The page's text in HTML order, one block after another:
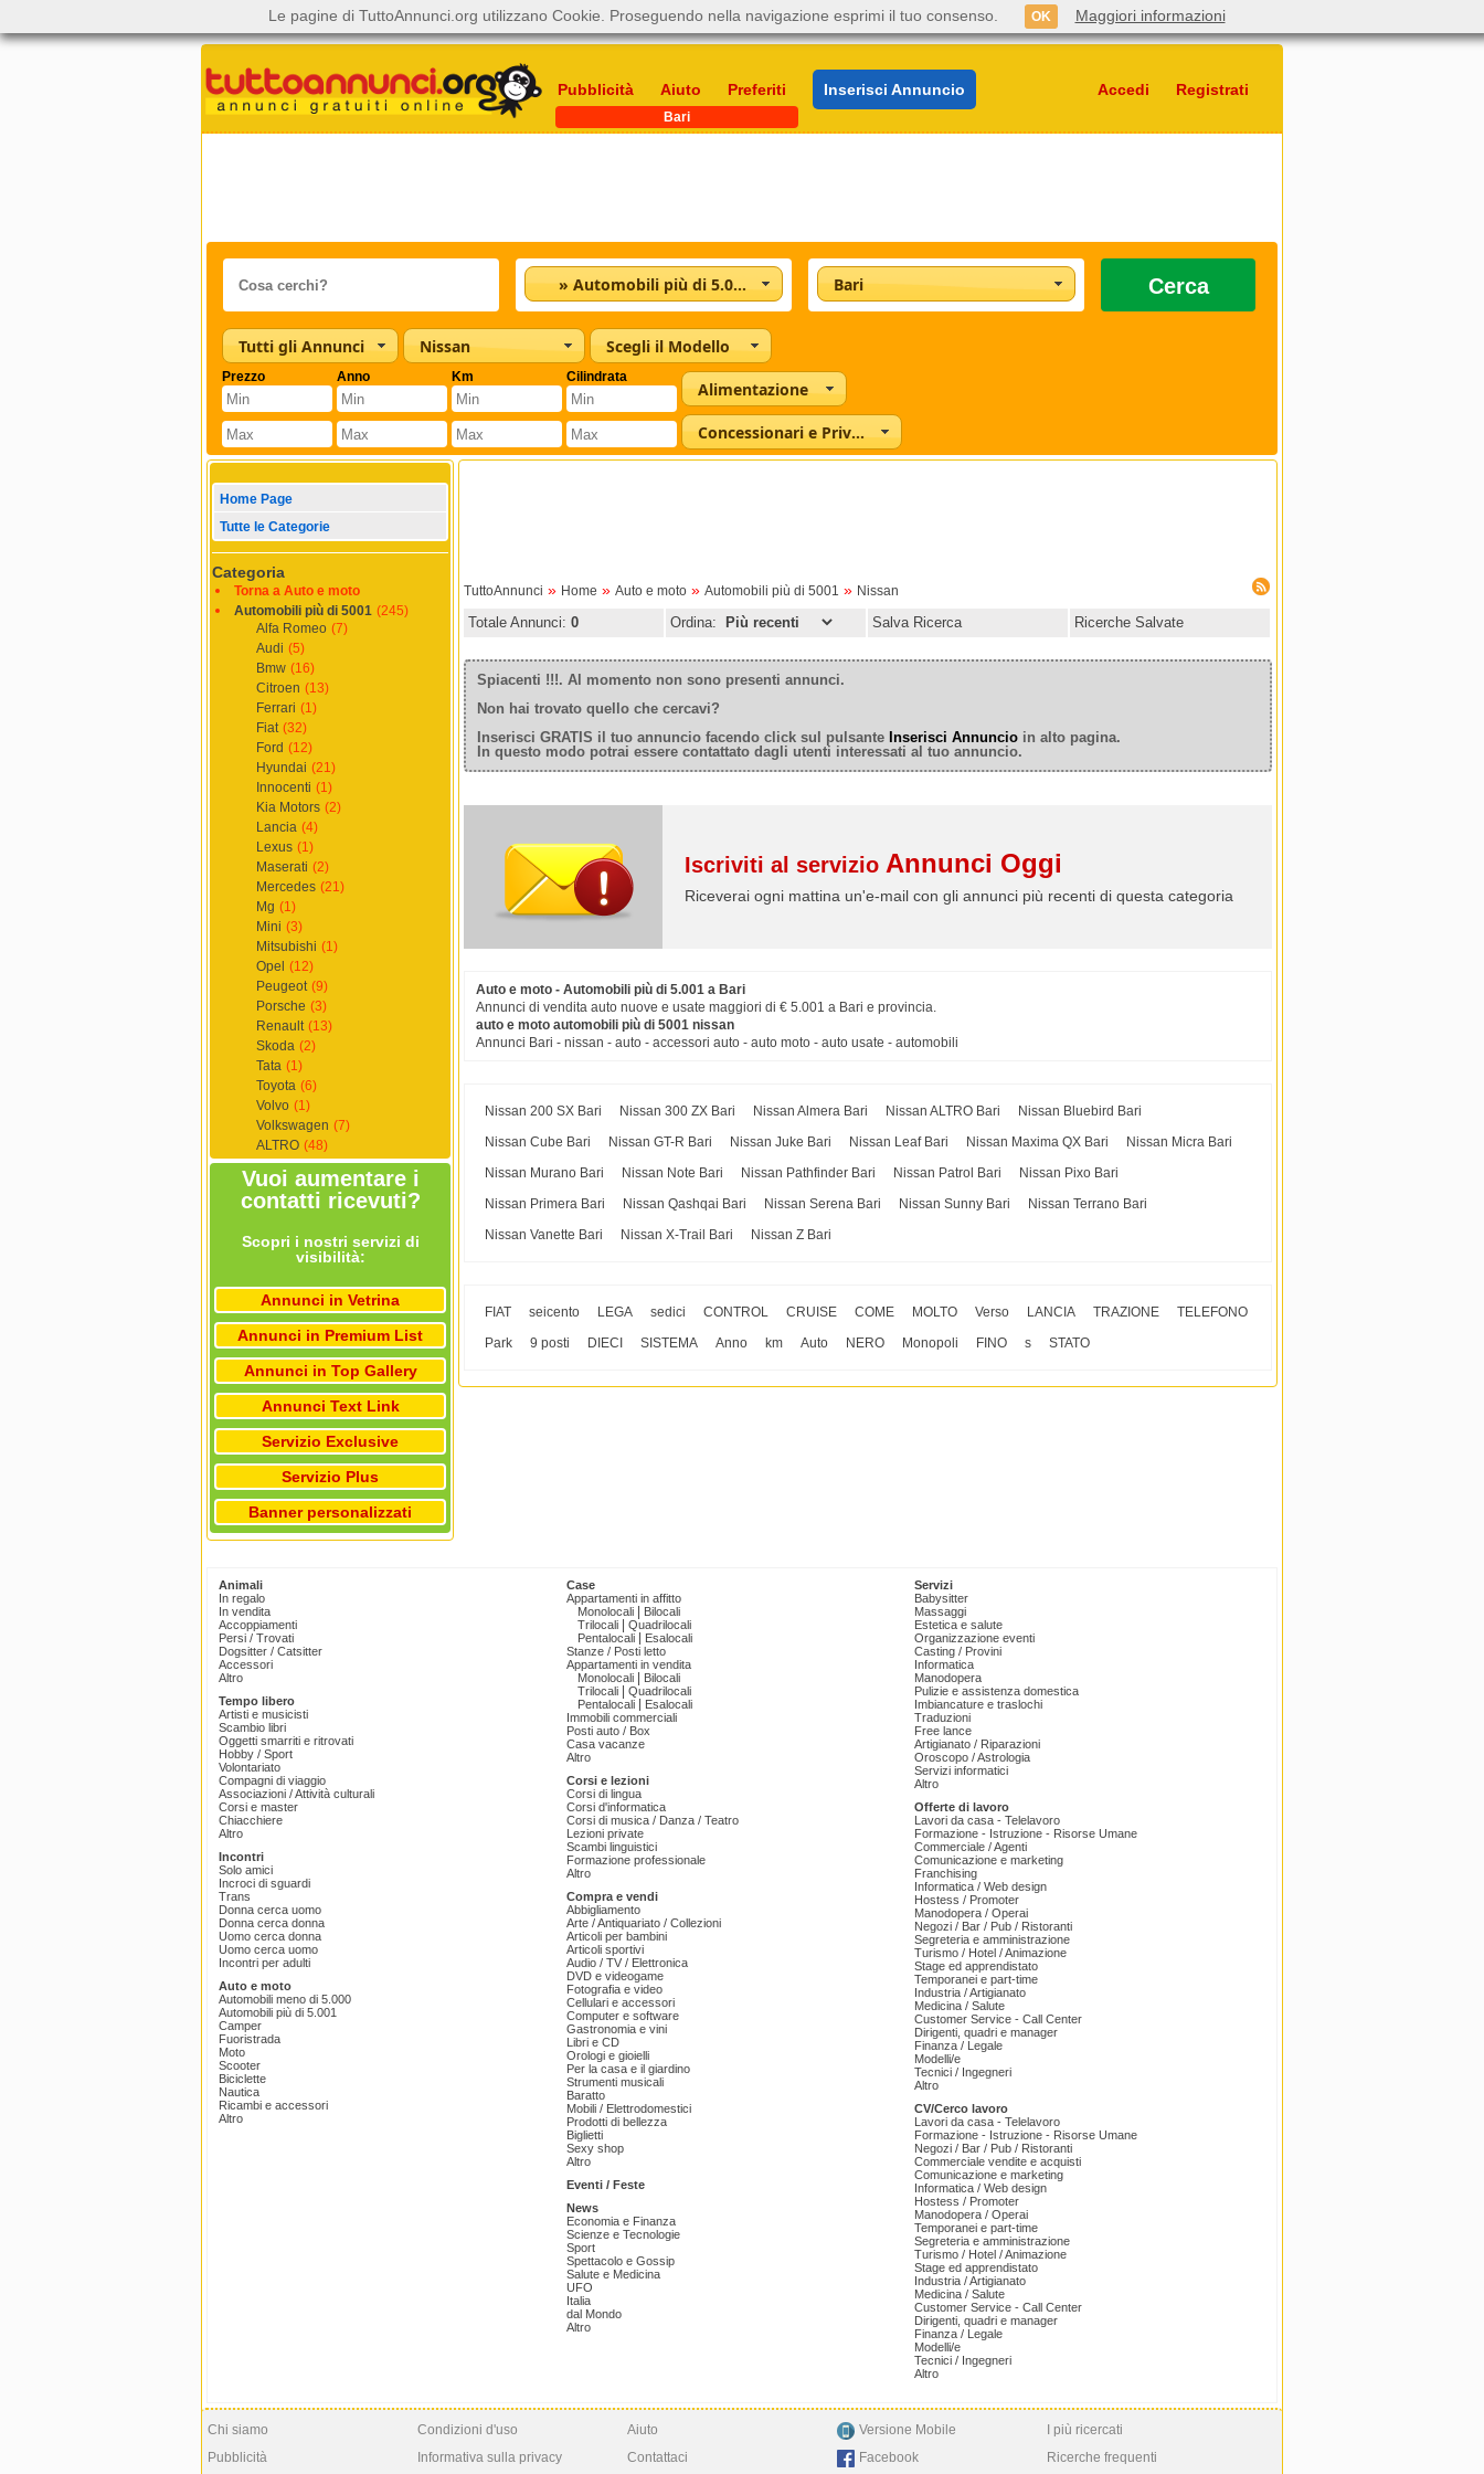
Pubblicità Aiuto Preferiti Inserisci Annuncio Accedi Registrati
Bari
» Automobili più di 5.001 Bari Cerca
Tutti gli Annunci Nissan Scegli il Modello
Prezzo Anno Km Cilindrata
Alimentazione
Concessionari e Privati
Home Page
Tutte le Categorie
Categoria
Torna a Auto e moto
Automobili più di 5001 (245)
Alfa Romeo (7)
Audi (5)
Bmw (16)
Citroen (13)
Ferrari (1)
Fiat (32)
Ford (12)
Hyundai (21)
Innocenti (1)
Kia Motors (2)
Lancia (4)
Lexus (1)
Maserati (2)
Mercedes (21)
Mg (1)
Mini (3)
Mitsubishi (1)
Opel (12)
Peugeot (9)
Porsche (3)
Renault (13)
Skoda (2)
Tata (1)
Toyota (6)
Volvo (1)
Volkswagen (7)
ALTRO (48)
Vuoi aumentare i
contatti ricevuti?
Scopri i nostri servizi di
visibilità:
Annunci in Vetrina
Annunci in Premium List
Annunci in Top Gallery
Annunci Text Link
Servizio Exclusive
Servizio Plus
Banner personalizzati
TuttoAnnunci » Home » Auto e moto » Automobili più di 5001 » Nissan
Totale Annunci: 0 Ordina: Salva Ricerca Ricerche Salvate
Spiacenti !!!. Al momento non sono presenti annunci.
Non hai trovato quello che cercavi?
Inserisci GRATIS il tuo annuncio facendo click sul pulsante Inserisci Annuncio in alto pagina.
In questo modo potrai essere contattato dagli utenti interessati al tuo annuncio.
Iscriviti al servizio Annunci Oggi
Riceverai ogni mattina un'e-mail con gli annunci più recenti di questa categoria
Auto e moto - Automobili più di 5.001 a Bari
Annunci di vendita auto nuove e usate maggiori di € 5.001 a Bari e provincia.
auto e moto automobili più di 5001 nissan
Annunci Bari - nissan - auto - accessori auto - auto moto - auto usate - automobili
Nissan 200 SX Bari Nissan 300 ZX Bari Nissan Almera Bari Nissan ALTRO Bari
Nissan Bluebird Bari
Nissan Cube Bari
Nissan GT-R Bari Nissan Juke Bari Nissan Leaf Bari Nissan Maxima QX Bari
Nissan Micra Bari
Nissan Murano Bari
Nissan Note Bari Nissan Pathfinder Bari Nissan Patrol Bari
Nissan Pixo Bari
Nissan Primera Bari
Nissan Qashqai Bari Nissan Serena Bari Nissan Sunny Bari
Nissan Terrano Bari
Nissan Vanette Bari
Nissan X-Trail Bari Nissan Z Bari
FIAT seicento LEGA sedici CONTROL CRUISE COME MOLTO Verso LANCIA TRAZIONE
TELEFONO
Park
9 posti DIECI SISTEMA Anno km Auto NERO Monopoli FINO s STATO
Animali
In regalo
In vendita
Accoppiamenti
Persi / Trovati
Dogsitter / Catsitter
Accessori
Altro
Tempo libero
Artisti e musicisti
Scambio libri
Oggetti smarriti e ritrovati
Hobby / Sport
Volontariato
Compagni di viaggio
Associazioni / Attività culturali
Corsi e master
Chiacchiere
Altro
Incontri
Solo amici
Incroci di sguardi
Trans
Donna cerca uomo
Donna cerca donna
Uomo cerca donna
Uomo cerca uomo
Incontri per adulti
Auto e moto
Automobili meno di 5.000
Automobili più di 5.001
Camper
Fuoristrada
Moto
Scooter
Biciclette
Nautica
Ricambi e accessori
Altro
Case
Appartamenti in affitto
Monolocali
Bilocali
Trilocali
Quadrilocali
Pentalocali
Esalocali
Stanze / Posti letto
Appartamenti in vendita
Monolocali
Bilocali
Trilocali
Quadrilocali
Pentalocali
Esalocali
Immobili commerciali
Posti auto / Box
Casa vacanze
Altro
Corsi e lezioni
Corsi di lingua
Corsi d'informatica
Corsi di musica / Danza / Teatro
Lezioni private
Scambi linguistici
Formazione professionale
Altro
Compra e vendi
Abbigliamento
Arte / Antiquariato / Collezioni
Articoli per bambini
Articoli sportivi
Audio / TV / Elettronica
DVD e videogame
Fotografia e video
Cellulari e accessori
Computer e software
Gastronomia e vini
Libri e CD
Orologi e gioielli
Per la casa e il giardino
Strumenti musicali
Baratto
Mobili / Elettrodomestici
Prodotti di bellezza
Biglietti
Sexy shop
Altro
Eventi / Feste
News
Economia e Finanza
Scienze e Tecnologie
Sport
Spettacolo e Gossip
Salute e Medicina
UFO
Italia
dal Mondo
Altro
Servizi
Babysitter
Massaggi
Estetica e salute
Organizzazione eventi
Casting / Provini
Informatica
Manodopera
Pulizie e assistenza domestica
Imbiancature e traslochi
Traduzioni
Free lance
Artigianato / Riparazioni
Oroscopo / Astrologia
Servizi informatici
Altro
Offerte di lavoro
Lavori da casa - Telelavoro
Formazione - Istruzione - Risorse Umane
Commerciale / Agenti
Comunicazione e marketing
Franchising
Informatica / Web design
Hostess / Promoter
Manodopera / Operai
Negozi / Bar / Pub / Ristoranti
Segreteria e amministrazione
Turismo / Hotel / Animazione
Stage ed apprendistato
Temporanei e part-time
Industria / Artigianato
Medicina / Salute
Customer Service - Call Center
Dirigenti, quadri e manager
Finanza / Legale
Modelli/e
Tecnici / Ingegneri
Altro
CV/Cerco lavoro
Lavori da casa - Telelavoro
Formazione - Istruzione - Risorse Umane
Negozi / Bar / Pub / Ristoranti
Commerciale vendite e acquisti
Comunicazione e marketing
Informatica / Web design
Hostess / Promoter
Manodopera / Operai
Temporanei e part-time
Segreteria e amministrazione
Turismo / Hotel / Animazione
Stage ed apprendistato
Industria / Artigianato
Medicina / Salute
Customer Service - Call Center
Dirigenti, quadri e manager
Finanza / Legale
Modelli/e
Tecnici / Ingegneri
Altro
Chi siamo
Pubblicità
Condizioni d'uso
Informativa sulla privacy
Aiuto
Contattaci
Versione Mobile
Facebook
I più ricercati
Ricerche frequenti
Le pagine di TuttoAnnunci.org utilizzano Cookie. Proseguendo nella navigazione esprimi il tuo consenso. OK Maggiori informazioni